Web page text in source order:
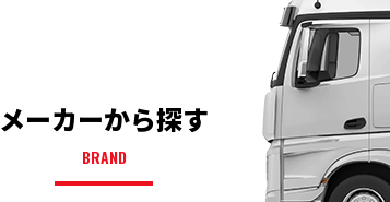
メーカーから探す
BRAND